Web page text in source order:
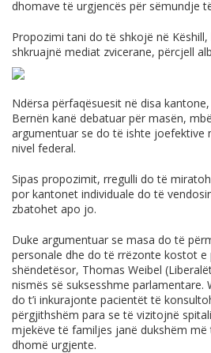
dhomave të urgjencës për sëmundje
Propozimi tani do të shkojë në
shkruajnë mediat zvicerane, përcjell
Ndërsa përfaqësuesit në disa
Bernën kanë debatuar për masën,
argumentuar se do të ishte joefektive
nivel federal.
Sipas propozimit, rregulli do të
por kantonet individuale do të
zbatohet apo jo.
Duke argumentuar se masa do të
personale dhe do të rrëzonte kostot
shëndetësor, Thomas Weibel
nismës së suksesshme parlamentare.
do t’i inkurajonte pacientët të
përgjithshëm para se të vizitojnë
mjekëve të familjes janë dukshëm më
dhomë urgjente.